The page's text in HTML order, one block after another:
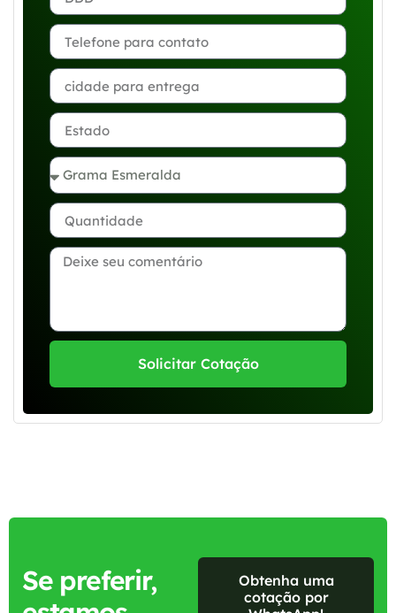
Solicitar Cotação
Se preferir,
Obtenha uma
cotação por